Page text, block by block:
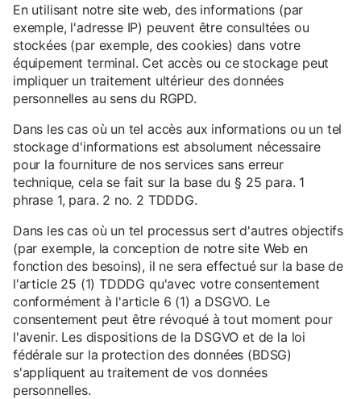
En utilisant notre site web, des informations (par
exemple, l'adresse IP) peuvent être consultées ou
stockées (par exemple, des cookies) dans votre
équipement terminal. Cet accès ou ce stockage peut
impliquer un traitement ultérieur des données
personnelles au sens du RGPD.
Dans les cas où un tel accès aux informations ou un tel
stockage d'informations est absolument nécessaire
pour la fourniture de nos services sans erreur
technique, cela se fait sur la base du § 25 para. 1
phrase 1, para. 2 no. 2 TDDDG.
Dans les cas où un tel processus sert d'autres objectifs
(par exemple, la conception de notre site Web en
fonction des besoins), il ne sera effectué sur la base de
l'article 25 (1) TDDDG qu'avec votre consentement
conformément à l'article 6 (1) a DSGVO. Le
consentement peut être révoqué à tout moment pour
l'avenir. Les dispositions de la DSGVO et de la loi
fédérale sur la protection des données (BDSG)
s'appliquent au traitement de vos données
personnelles.